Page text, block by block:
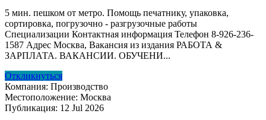
5 мин. пешком от метро. Помощь печатнику, упаковка,
сортировка, погрузочно - разгрузочные работы
Специализации Контактная информация Телефон 8-926-236-
1587 Адрес Москва, Вакансия из издания РАБОТА &
ЗАРПЛАТА. ВАКАНСИИ. ОБУЧЕНИ...
Откликнуться
Компания: Производство
Местоположение: Москва
Публикация: 12 Jul 2026